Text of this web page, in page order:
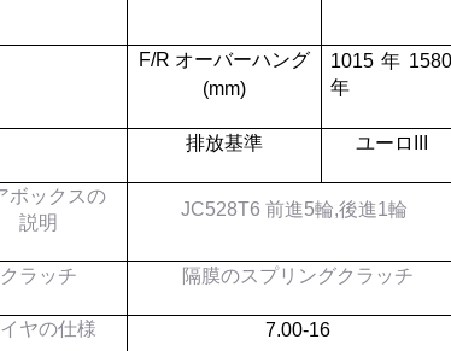
F/R オーバーハング
(mm)
1015 年 1580
年
排放基準 ユーロIII
ボックスの
説明
JC528T6 前進5輪,後進1輪
クラッチ 隔膜のスプリングクラッチ
ヤの仕様 7.00-16